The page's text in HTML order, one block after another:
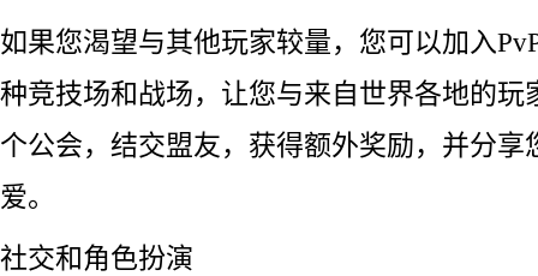
如果您渴望与其他玩家较量，您可以加入
种竞技场和战场，让您与来自世界各地的玩
个公会，结交盟友，获得额外奖励，并分享
爱。
社交和角色扮演